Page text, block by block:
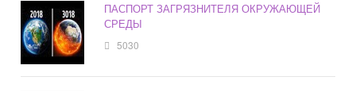
ПАСПОРТ ЗАГРЯЗНИТЕЛЯ ОКРУЖАЮЩЕЙ
СРЕДЫ
5030